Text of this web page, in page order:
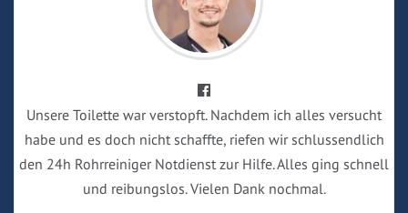
Unsere Toilette war verstopft. Nachdem ich alles versucht
habe und es doch nicht schaffte, riefen wir schlussendlich
den 24h Rohrreiniger Notdienst zur Hilfe. Alles ging schnell
und reibungslos. Vielen Dank nochmal.